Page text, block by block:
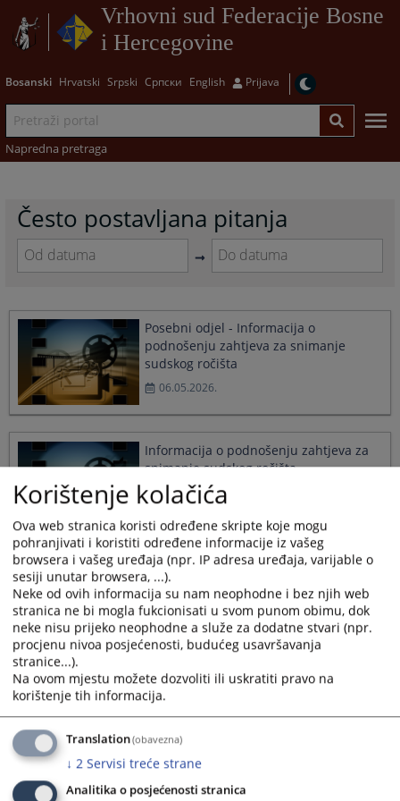
Vrhovni sud Federacije Bosne
i Hercegovine
Bosanski Hrvatski Srpski Српски English Prijava
Napredna pretraga
Često postavljana pitanja
to
interact
with
the
calendar
and
select
a
date.
Press
the
question
mark
key
to
get
the
keyboard
shortcuts
for
changing
dates.
to
interact
with
the
calendar
select
a
date.
Press
the
question
mark
key
to
get
keyboard
shortcuts
for
changing
dates.
Posebni odjel - Informacija o
podnošenju zahtjeva za snimanje
sudskog ročišta
06.05.2026.
Informacija o podnošenju zahtjeva za
snimanje sudskog ročišta
23.12.2025.
Koje su mogućnosti obraćanja sudu?
21.05.2012.
Koje su stvarne nadležnosti Vrhovnog
27.01.2012.
Korištenje kolačića
Ova web stranica koristi određene skripte koje mogu
pohranjivati i koristiti određene informacije iz vašeg
browsera i vašeg uređaja (npr. IP adresa uređaja, varijable o
sesiji unutar browsera, ...).
Neke od ovih informacija su nam neophodne i bez njih web
stranica ne bi mogla fukcionisati u svom punom obimu, dok
neke nisu prijeko neophodne a služe za dodatne stvari (npr.
procjenu nivoa posjećenosti, budućeg usavršavanja
stranice...).
Na ovom mjestu možete dozvoliti ili uskratiti pravo na
korištenje tih informacija.
Translation(obavezna)
↓ 2 Servisi treće strane
Analitika o posjećenosti stranica